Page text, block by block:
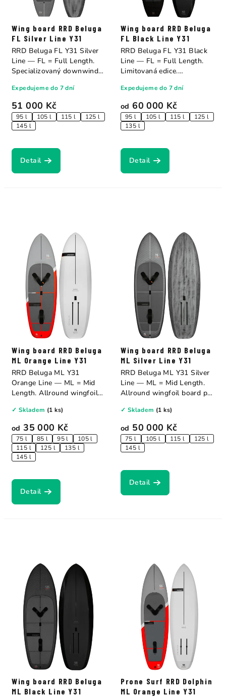
Wing board RRD Beluga
FL Silver Line Y31
51 000 Kč
95 l 105 l 115 l
125 l
145 l
Expedujeme do 7 dní
Detail
RRD Beluga FL Y31 Silver
Line — FL = Full Length.
Specializovaný downwind a
Wing board RRD Beluga
FL Black Line Y31
od 60 000 Kč
95 l 105 l 115 l
125 l
135 l
Expedujeme do 7 dní
Detail
RRD Beluga FL Y31 Black
Line — FL = Full Length.
Limitovaná edice.
Wing board RRD Beluga
ML Orange Line Y31
od 35 000 Kč
75 l 85 l 95 l
105 l
115 l
125 l
135 l
145 l
✓ Skladem (1 ks)
Detail
RRD Beluga ML Y31
Orange Line — ML = Mid
Length. Allround wingfoil
Wing board RRD Beluga
ML Silver Line Y31
od 50 000 Kč
75 l 105 l 115 l
125 l
145 l
✓ Skladem (1 ks)
Detail
RRD Beluga ML Y31 Silver
Line — ML = Mid Length.
Allround wingfoil board pro
Wing board RRD Beluga
ML Black Line Y31
Prone Surf RRD Dolphin
ML Orange Line Y31